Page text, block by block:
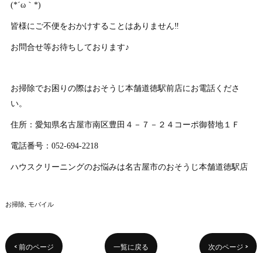
(*´ω｀*)
皆様にご不便をおかけすることはありません‼
お問合せ等お待ちしております♪
お掃除でお困りの際はおそうじ本舗道徳駅前店にお電話くださ
い。
住所：愛知県名古屋市南区豊田４－７－２４コーポ御替地１Ｆ
電話番号：052-694-2218
ハウスクリーニングのお悩みは名古屋市のおそうじ本舗道徳駅店
お掃除 モバイル
< 前のページ 一覧に戻る 次のページ >